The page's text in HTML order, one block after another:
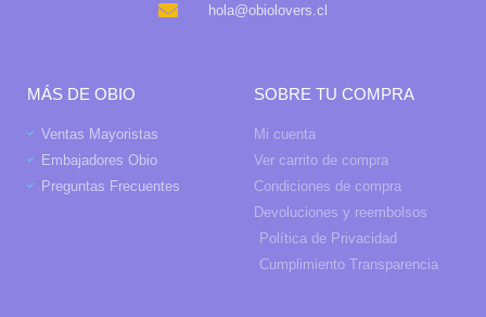
hola@obiolovers.cl
MÁS DE OBIO
Ventas Mayoristas
Embajadores Obio
Preguntas Frecuentes
SOBRE TU COMPRA
Mi cuenta
Ver carrito de compra
Condiciones de compra
Devoluciones y reembolsos
Política de Privacidad
Cumplimiento Transparencia